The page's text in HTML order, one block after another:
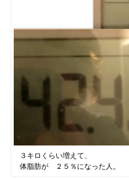
３キロくらい増えて、
体脂肪が ２５％になった人。